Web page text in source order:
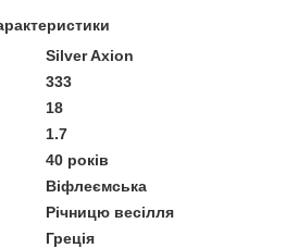
Silver Axion
333
18
1.7
40 років
Віфлеємська
Річницю весілля
Греція